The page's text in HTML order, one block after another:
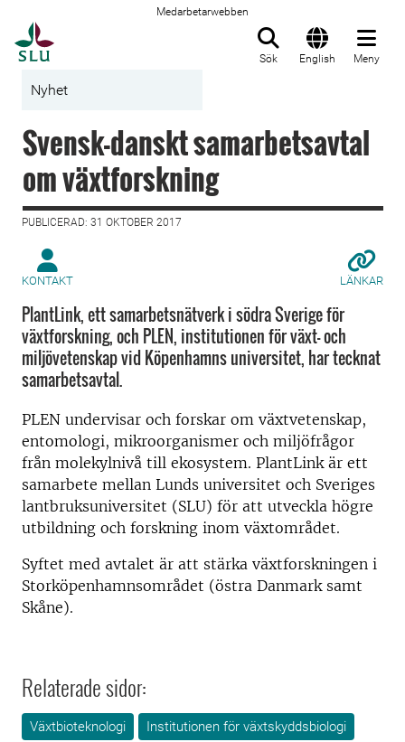
Medarbetarwebben
Sök English Meny
Nyhet
Svensk-danskt samarbetsavtal
om växtforskning
PUBLICERAD: 31 OKTOBER 2017
KONTAKT LÄNKAR
PlantLink, ett samarbetsnätverk i södra Sverige för
växtforskning, och PLEN, institutionen för växt- och
miljövetenskap vid Köpenhamns universitet, har tecknat
samarbetsavtal.
PLEN undervisar och forskar om växtvetenskap,
entomologi, mikroorganismer och miljöfrågor
från molekylnivå till ekosystem. PlantLink är ett
samarbete mellan Lunds universitet och Sveriges
lantbruksuniversitet (SLU) för att utveckla högre
utbildning och forskning inom växtområdet.
Syftet med avtalet är att stärka växtforskningen i
Storköpenhamnsområdet (östra Danmark samt
Skåne).
Relaterade sidor:
Växtbioteknologi
Institutionen för växtskyddsbiologi